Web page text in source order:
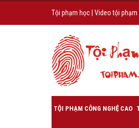
Tội phạm học Video tội phạm
TỘI PHẠM CÔNG NGHỆ CAO